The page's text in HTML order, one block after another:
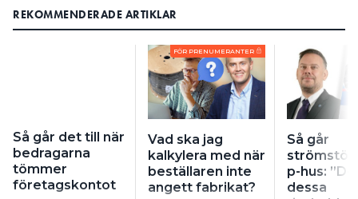
REKOMMENDERADE ARTIKLAR
Så går det till när
bedragarna
tömmer
företagskontot
FÖR PRENUMERANTER
Vad ska jag
kalkylera med när
beställaren inte
angett fabrikat?
Så går
p-hus:
dessa